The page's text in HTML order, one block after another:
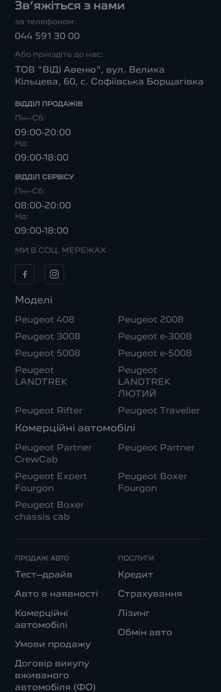
Зв’яжіться з нами
за телефоном:
044 591 30 00
Або приїздіть до нас:
ТОВ "ВІДІ Авеню", вул. Велика
Кільцева, 60, с. Софіївська Борщагівка
ВІДДІЛ ПРОДАЖІВ
Пн–Сб:
09:00-20:00
Нд:
09:00-18:00
ВІДДІЛ CЕРВІСУ
Пн–Сб:
08:00-20:00
Нд:
09:00-18:00
МИ В СОЦ. МЕРЕЖАХ
Моделі
Peugeot 408 Peugeot 2008
Peugeot 3008 Peugeot e-3008
Peugeot 5008 Peugeot e-5008
Peugeot
LANDTREK
Peugeot
LANDTREK
ЛЮТИЙ
Peugeot Rifter Peugeot Traveller
Комерційні автомобілі
Peugeot Partner
CrewCab
Peugeot Partner
Peugeot Expert
Fourgon
Peugeot Boxer
Fourgon
Peugeot Boxer
chassis cab
ПРОДАЖ АВТО
Тест–драйв
Авто в наявності
Комерційні
автомобілі
Умови продажу
Договір викупу
вживаного
автомобіля (ФО)
ПОСЛУГИ
Кредит
Страхування
Лізинг
Обмін авто